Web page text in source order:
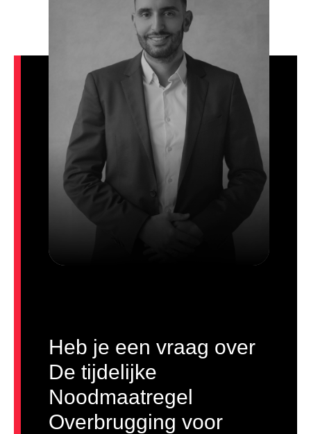
Heb je een vraag over
De tijdelijke
Noodmaatregel
Overbrugging voor